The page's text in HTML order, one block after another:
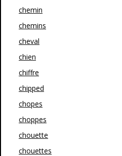
chemin
chemins
cheval
chien
chiffre
chipped
chopes
choppes
chouette
chouettes